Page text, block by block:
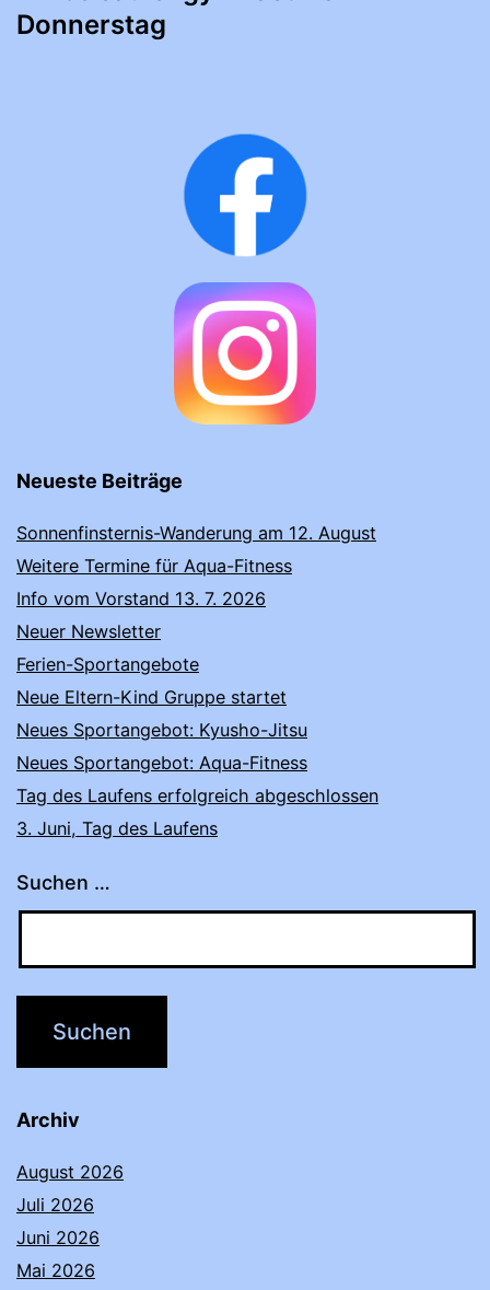
Donnerstag
Neueste Beiträge
Sonnenfinsternis-Wanderung am 12. August
Weitere Termine für Aqua-Fitness
Info vom Vorstand 13. 7. 2026
Neuer Newsletter
Ferien-Sportangebote
Neue Eltern-Kind Gruppe startet
Neues Sportangebot: Kyusho-Jitsu
Neues Sportangebot: Aqua-Fitness
Tag des Laufens erfolgreich abgeschlossen
3. Juni, Tag des Laufens
Suchen …
Archiv
August 2026
Juli 2026
Juni 2026
Mai 2026